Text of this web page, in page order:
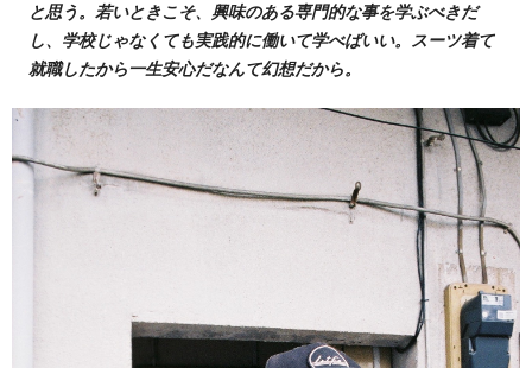
と思う。若いときこそ、興味のある専門的な事を学ぶべきだ
し、学校じゃなくても実践的に働いて学べばいい。スーツ着て
就職したから一生安心だなんて幻想だから。